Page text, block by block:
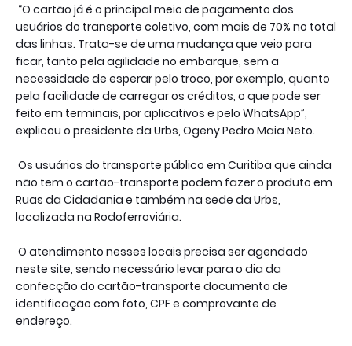
“O cartão já é o principal meio de pagamento dos
usuários do transporte coletivo, com mais de 70% no total
das linhas. Trata-se de uma mudança que veio para
ficar, tanto pela agilidade no embarque, sem a
necessidade de esperar pelo troco, por exemplo, quanto
pela facilidade de carregar os créditos, o que pode ser
feito em terminais, por aplicativos e pelo WhatsApp”,
explicou o presidente da Urbs, Ogeny Pedro Maia Neto.
Os usuários do transporte público em Curitiba que ainda
não tem o cartão-transporte podem fazer o produto em
Ruas da Cidadania e também na sede da Urbs,
localizada na Rodoferroviária.
O atendimento nesses locais precisa ser agendado
neste site, sendo necessário levar para o dia da
confecção do cartão-transporte documento de
identificação com foto, CPF e comprovante de
endereço.